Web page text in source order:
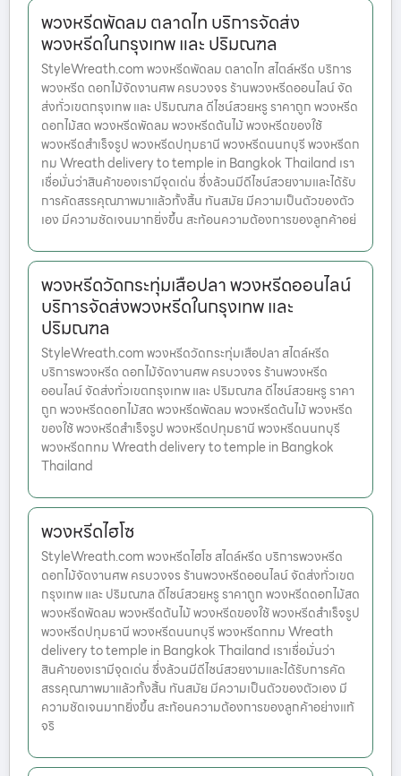
พวงหรีดพัดลม ตลาดไท บริการจัดส่ง
พวงหรีดในกรุงเทพ และ ปริมณฑล
StyleWreath.com พวงหรีดพัดลม ตลาดไท สไตล์หรีด บริการ
พวงหรีด ดอกไม้จัดงานศพ ครบวงจร ร้านพวงหรีดออนไลน์ จัด
ส่งทั่วเขตกรุงเทพ และ ปริมณฑล ดีไซน์สวยหรู ราคาถูก พวงหรีด
ดอกไม้สด พวงหรีดพัดลม พวงหรีดต้นไม้ พวงหรีดของใช้
พวงหรีดสำเร็จรูป พวงหรีดปทุมธานี พวงหรีดนนทบุรี พวงหรีดก
ทม Wreath delivery to temple in Bangkok Thailand เรา
เชื่อมั่นว่าสินค้าของเรามีจุดเด่น ซึ่งล้วนมีดีไซน์สวยงามและได้รับ
การคัดสรรคุณภาพมาแล้วทั้งสิ้น ทันสมัย มีความเป็นตัวของตัว
เอง มีความชัดเจนมากยิ่งขึ้น สะท้อนความต้องการของลูกค้าอย่
พวงหรีดวัดกระทุ่มเสือปลา พวงหรีดออนไลน์
บริการจัดส่งพวงหรีดในกรุงเทพ และ
ปริมณฑล
StyleWreath.com พวงหรีดวัดกระทุ่มเสือปลา สไตล์หรีด
บริการพวงหรีด ดอกไม้จัดงานศพ ครบวงจร ร้านพวงหรีด
ออนไลน์ จัดส่งทั่วเขตกรุงเทพ และ ปริมณฑล ดีไซน์สวยหรู ราคา
ถูก พวงหรีดดอกไม้สด พวงหรีดพัดลม พวงหรีดต้นไม้ พวงหรีด
ของใช้ พวงหรีดสำเร็จรูป พวงหรีดปทุมธานี พวงหรีดนนทบุรี
พวงหรีดกทม Wreath delivery to temple in Bangkok
Thailand
พวงหรีดไฮโซ
StyleWreath.com พวงหรีดไฮโซ สไตล์หรีด บริการพวงหรีด
ดอกไม้จัดงานศพ ครบวงจร ร้านพวงหรีดออนไลน์ จัดส่งทั่วเขต
กรุงเทพ และ ปริมณฑล ดีไซน์สวยหรู ราคาถูก พวงหรีดดอกไม้สด
พวงหรีดพัดลม พวงหรีดต้นไม้ พวงหรีดของใช้ พวงหรีดสำเร็จรูป
พวงหรีดปทุมธานี พวงหรีดนนทบุรี พวงหรีดกทม Wreath
delivery to temple in Bangkok Thailand เราเชื่อมั่นว่า
สินค้าของเรามีจุดเด่น ซึ่งล้วนมีดีไซน์สวยงามและได้รับการคัด
สรรคุณภาพมาแล้วทั้งสิ้น ทันสมัย มีความเป็นตัวของตัวเอง มี
ความชัดเจนมากยิ่งขึ้น สะท้อนความต้องการของลูกค้าอย่างแท้
จริ